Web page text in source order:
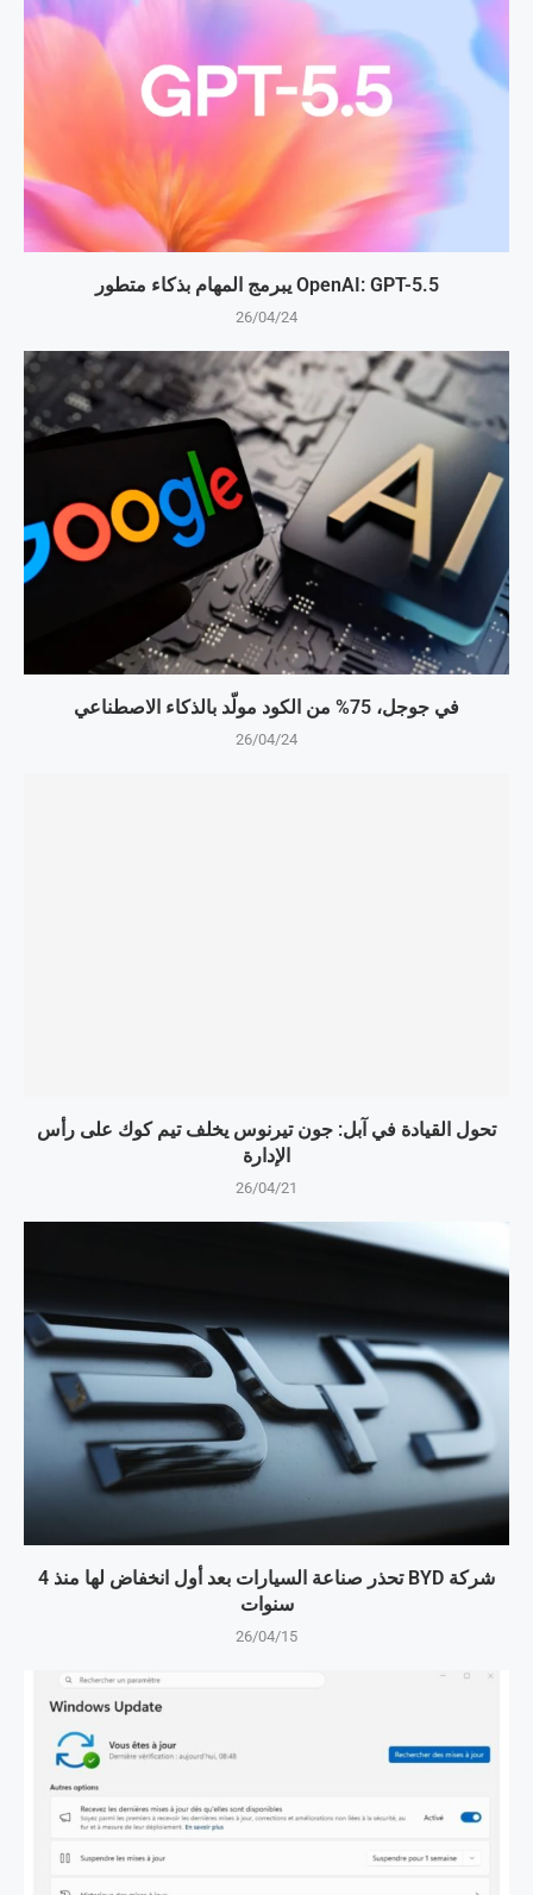
OpenAI: GPT-5.5 يبرمج المهام بذكاء متطور
26/04/24
في جوجل، 75% من الكود مولّد بالذكاء الاصطناعي
26/04/24
تحول القيادة في آبل: جون تيرنوس يخلف تيم كوك على رأس
الإدارة
26/04/21
شركة BYD تحذر صناعة السيارات بعد أول انخفاض لها منذ 4
سنوات
26/04/15